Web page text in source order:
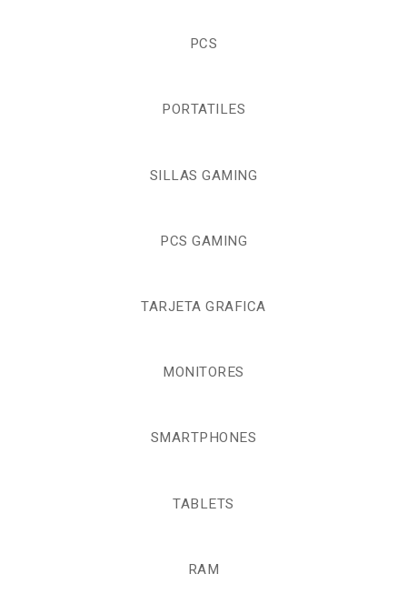
PCS
PORTATILES
SILLAS GAMING
PCS GAMING
TARJETA GRAFICA
MONITORES
SMARTPHONES
TABLETS
RAM